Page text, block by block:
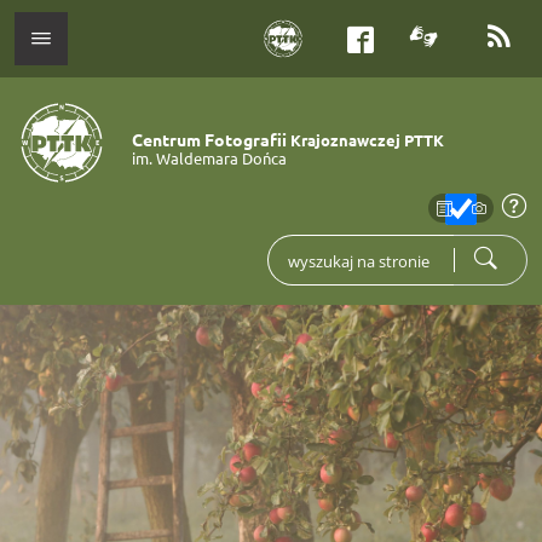
menu
Facebook
tłumacz
Centrum Fotografii Krajoznawczej PTTK
im. Waldemara Dońca
szukaj
fot. Irek Graff